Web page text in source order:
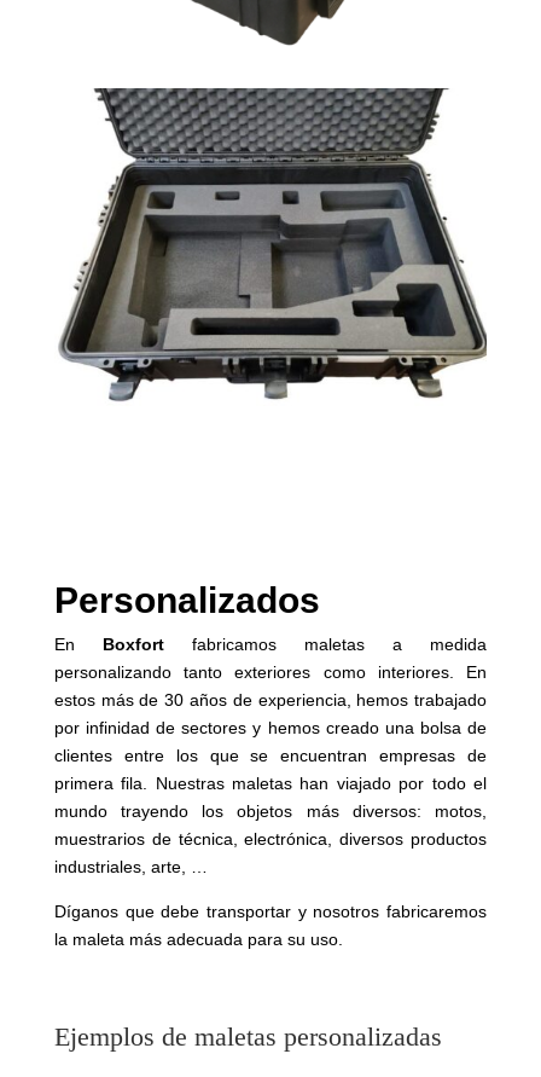
Personalizados
En Boxfort
fabricamos maletas a medida
personalizando tanto exteriores como interiores. En
estos más de 30 años de experiencia, hemos trabajado
por infinidad de sectores y hemos creado una bolsa de
clientes entre los que se encuentran empresas de
primera fila. Nuestras maletas han viajado por todo el
mundo trayendo los objetos más diversos: motos,
muestrarios de técnica, electrónica, diversos productos
industriales, arte, …
Díganos que debe transportar y nosotros fabricaremos
la maleta más adecuada para su uso.
Ejemplos de maletas personalizadas